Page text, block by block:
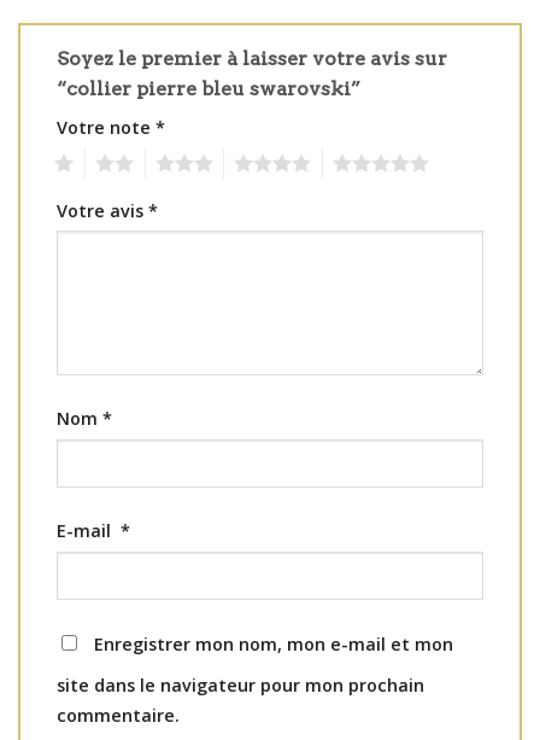
Soyez le premier à laisser votre avis sur
“collier pierre bleu swarovski”
Votre note *
Votre avis *
Nom *
E-mail *
Enregistrer mon nom, mon e-mail et mon
site dans le navigateur pour mon prochain
commentaire.